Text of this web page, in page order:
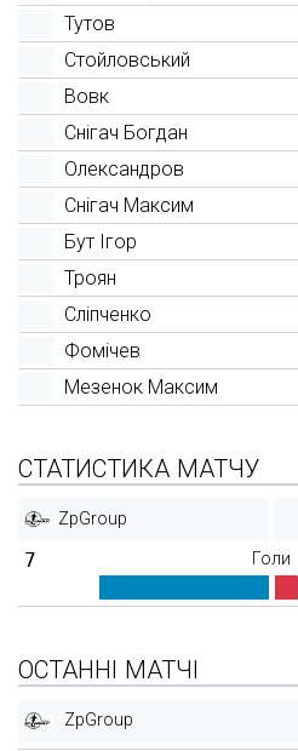
Тутов
Стойловський
Вовк
Снігач Богдан
Олександров
Снігач Максим
Бут Ігор
Троян
Сліпченко
Фомічев
Мезенок Максим
СТАТИСТИКА МАТЧУ
ZpGroup
7 Голи
ОСТАННІ МАТЧІ
ZpGroup